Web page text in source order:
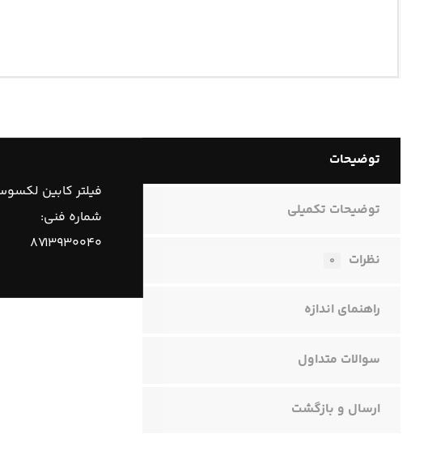
توضیحات
توضیحات تکمیلی
نظرات ۰
راهنمای اندازه
سوالات متداول
ارسال و بازگشت
فیلتر کابین
شماره فنی:
۸۷۱۳۹۳۰۰۴۰